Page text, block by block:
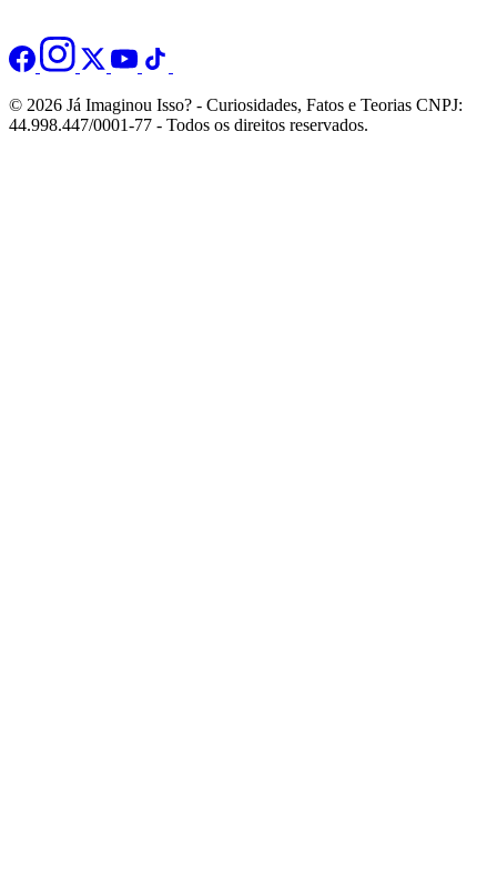
© 2026 Já Imaginou Isso? - Curiosidades, Fatos e Teorias CNPJ:
44.998.447/0001-77 - Todos os direitos reservados.